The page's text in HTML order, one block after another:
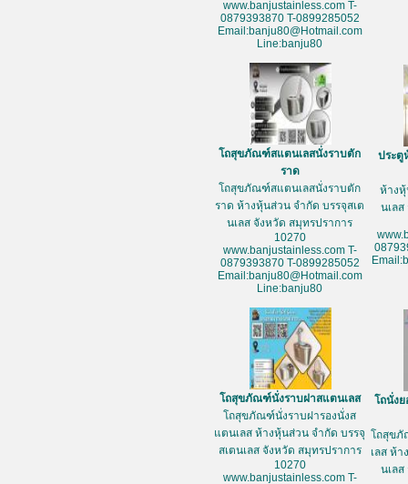
www.banjustainless.com T-
0879393870 T-0899285052
Email:banju80@Hotmail.com
Line:banju80
โถสุขภัณฑ์สแตนเลสนั่งราบตัก
ราด
โถสุขภัณฑ์สแตนเลสนั่งราบตัก
ราด ห้างหุ้นส่วน จำกัด บรรจุสเต
นเลส จังหวัด สมุทรปราการ
10270
www.banjustainless.com T-
0879393870 T-0899285052
Email:banju80@Hotmail.com
Line:banju80
ประตู
ห้างหุ้
นเล
โถสุขภัณฑ์นั่งราบฝาสแตนเลส
โถสุขภัณฑ์นั่งราบฝารองนั่งส
แตนเลส ห้างหุ้นส่วน จำกัด บรรจุ
สเตนเลส จังหวัด สมุทรปราการ
10270
www.banjustainless.com T-
โถนั่ง
โถสุข
เลส ห้
นเล